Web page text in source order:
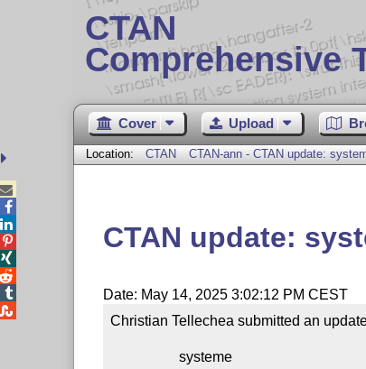
CTAN
Comprehensive
Cover Upload
Location: CTAN CTAN-ann - CTAN update:
CTAN update:
Date: May 14, 2025 3:02:12 PM CEST
Christian Tellechea submitted an
                   systeme




